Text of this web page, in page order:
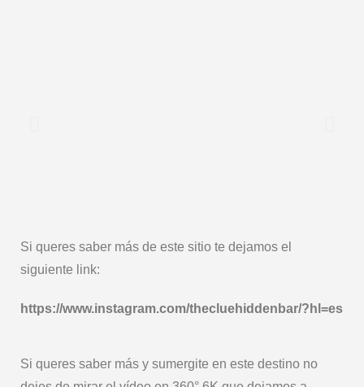
Si queres saber más de este sitio te dejamos el
siguiente link:
https://www.instagram.com/thecluehiddenbar/?hl=es
Si queres saber más y sumergite en este destino no